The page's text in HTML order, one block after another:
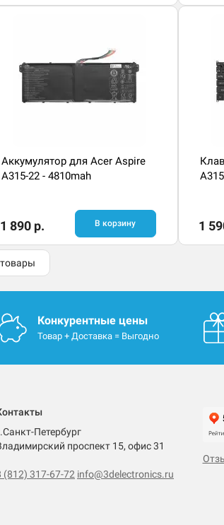
Аккумулятор для Acer Aspire
A315-22 - 4810mah
1 890 р. В корзину 1
Конкурентные цены
Товар + Доставка = Выгодно
Петербург
проспект 15, офис 31
(812) 317-67-72 info@3delectronics.ru